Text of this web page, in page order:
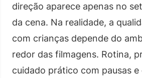
direção aparece apenas no
da cena. Na realidade, a
com crianças depende do
redor das filmagens. Rotina,
cuidado prático com pausas